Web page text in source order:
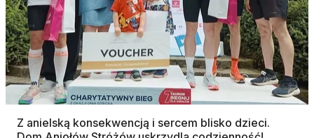
Z anielską konsekwencją i sercem blisko dzieci.